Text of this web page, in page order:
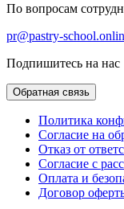
По вопросам
pr@pastry-
Подпишитесь на нас
Обратная связь
Политика
Согласие на
Отказ от
Согласие с
Оплата и
Договор